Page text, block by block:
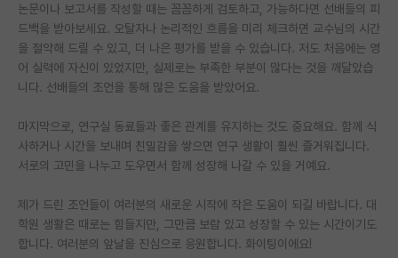
반도체 아카데미
재팬라운지 🌸
논문이나 보고서를 작성할 때는 꼼꼼하게 검토하고, 가능하다면 선배들의 피
드백을 받아보세요. 오탈자나 논리적인 흐름을 미리 체크하면 교수님의 시간
을 절약해 드릴 수 있고, 더 나은 평가를 받을 수 있습니다. 저도 처음에는 영
어 실력에 자신이 있었지만, 실제로는 부족한 부분이 많다는 것을 깨달았습
니다. 선배들의 조언을 통해 많은 도움을 받았어요.
마지막으로, 연구실 동료들과 좋은 관계를 유지하는 것도 중요해요. 함께 식
사하거나 시간을 보내며 친밀감을 쌓으면 연구 생활이 훨씬 즐거워집니다.
서로의 고민을 나누고 도우면서 함께 성장해 나갈 수 있을 거예요.
제가 드린 조언들이 여러분의 새로운 시작에 작은 도움이 되길 바랍니다. 대
학원 생활은 때로는 힘들지만, 그만큼 보람 있고 성장할 수 있는 시간이기도
합니다. 여러분의 앞날을 진심으로 응원합니다. 화이팅이에요!